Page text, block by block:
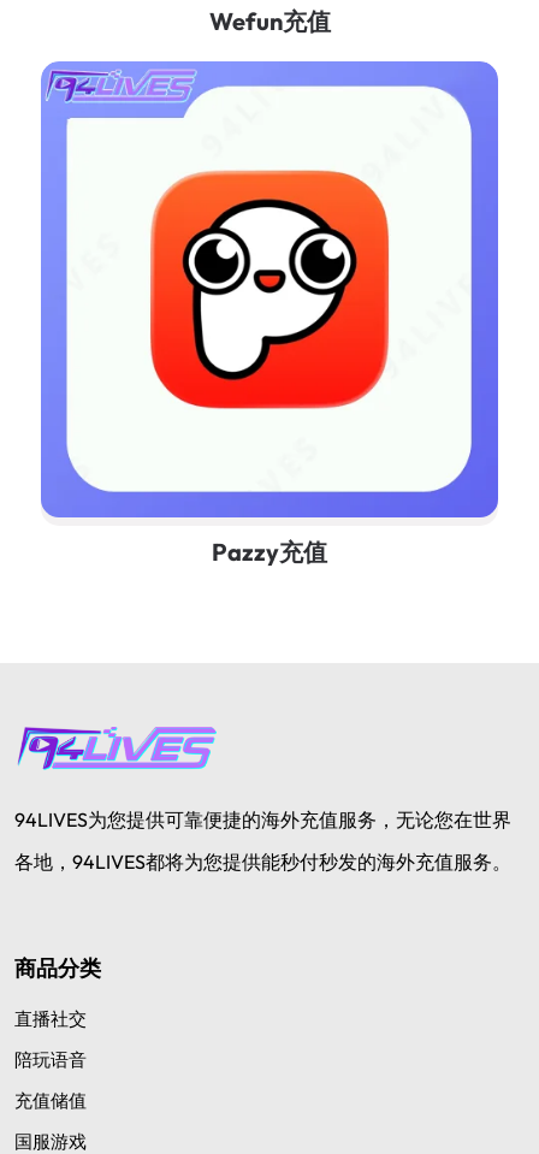
Wefun充值
Pazzy充值
94LIVES为您提供可靠便捷的海外充值服务，无论您在世界
各地，94LIVES都将为您提供能秒付秒发的海外充值服务。
商品分类
直播社交
陪玩语音
充值储值
国服游戏